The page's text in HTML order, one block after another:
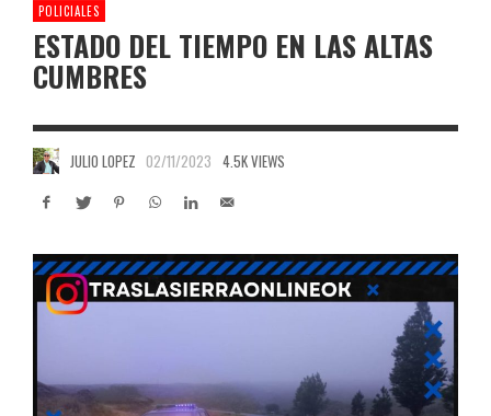
POLICIALES
ESTADO DEL TIEMPO EN LAS ALTAS
CUMBRES
JULIO LOPEZ 02/11/2023 4.5K VIEWS